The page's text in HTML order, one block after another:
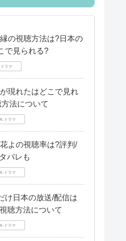
の視聴方法は?日本の
で見られる?
ラマ
現れたはどこで見れ
法について
K-ドラマ
よの視聴率は?評判/
バレも
K-ドラマ
け日本の放送/配信は
聴方法について
K-ドラマ